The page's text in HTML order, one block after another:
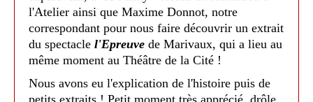
Tarif adulte : 22 €. Tarif réduit : 12 €
Inscription à la
médiathèque, 15 jours
l'Atelier ainsi que Maxime Donnot, notre
correspondant pour nous faire découvrir un extrait
du spectacle l'Epreuve de Marivaux, qui a lieu au
même moment au Théâtre de la Cité !
Nous avons eu l'explication de l'histoire puis de
petits extraits ! Petit moment très apprécié, drôle